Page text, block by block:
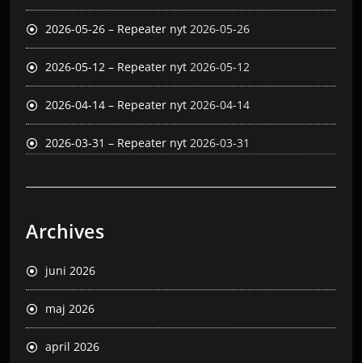
2026-05-26 – Repeater nyt 2026-05-26
2026-05-12 – Repeater nyt 2026-05-12
2026-04-14 – Repeater nyt 2026-04-14
2026-03-31 – Repeater nyt 2026-03-31
Archives
juni 2026
maj 2026
april 2026